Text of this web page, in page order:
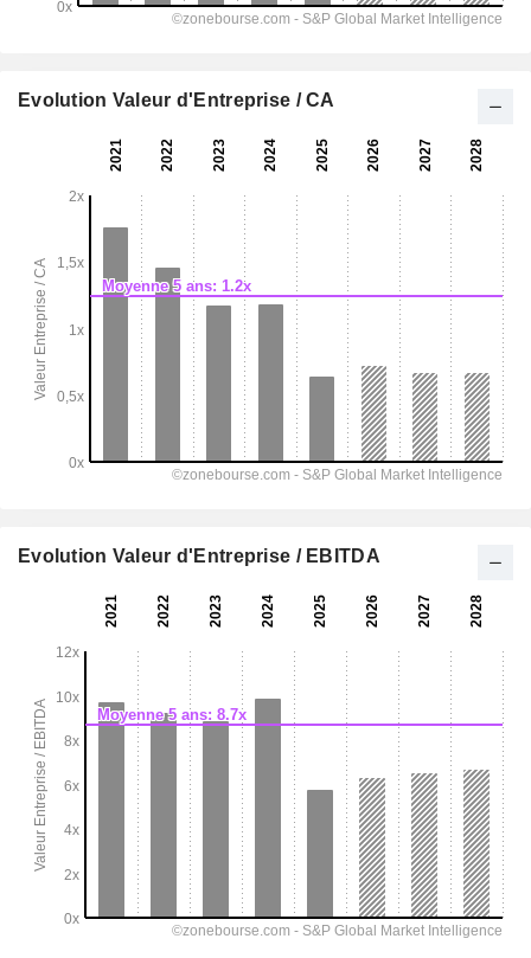
Evolution Valeur d'Entreprise / CA
Evolution Valeur d'Entreprise / EBITDA